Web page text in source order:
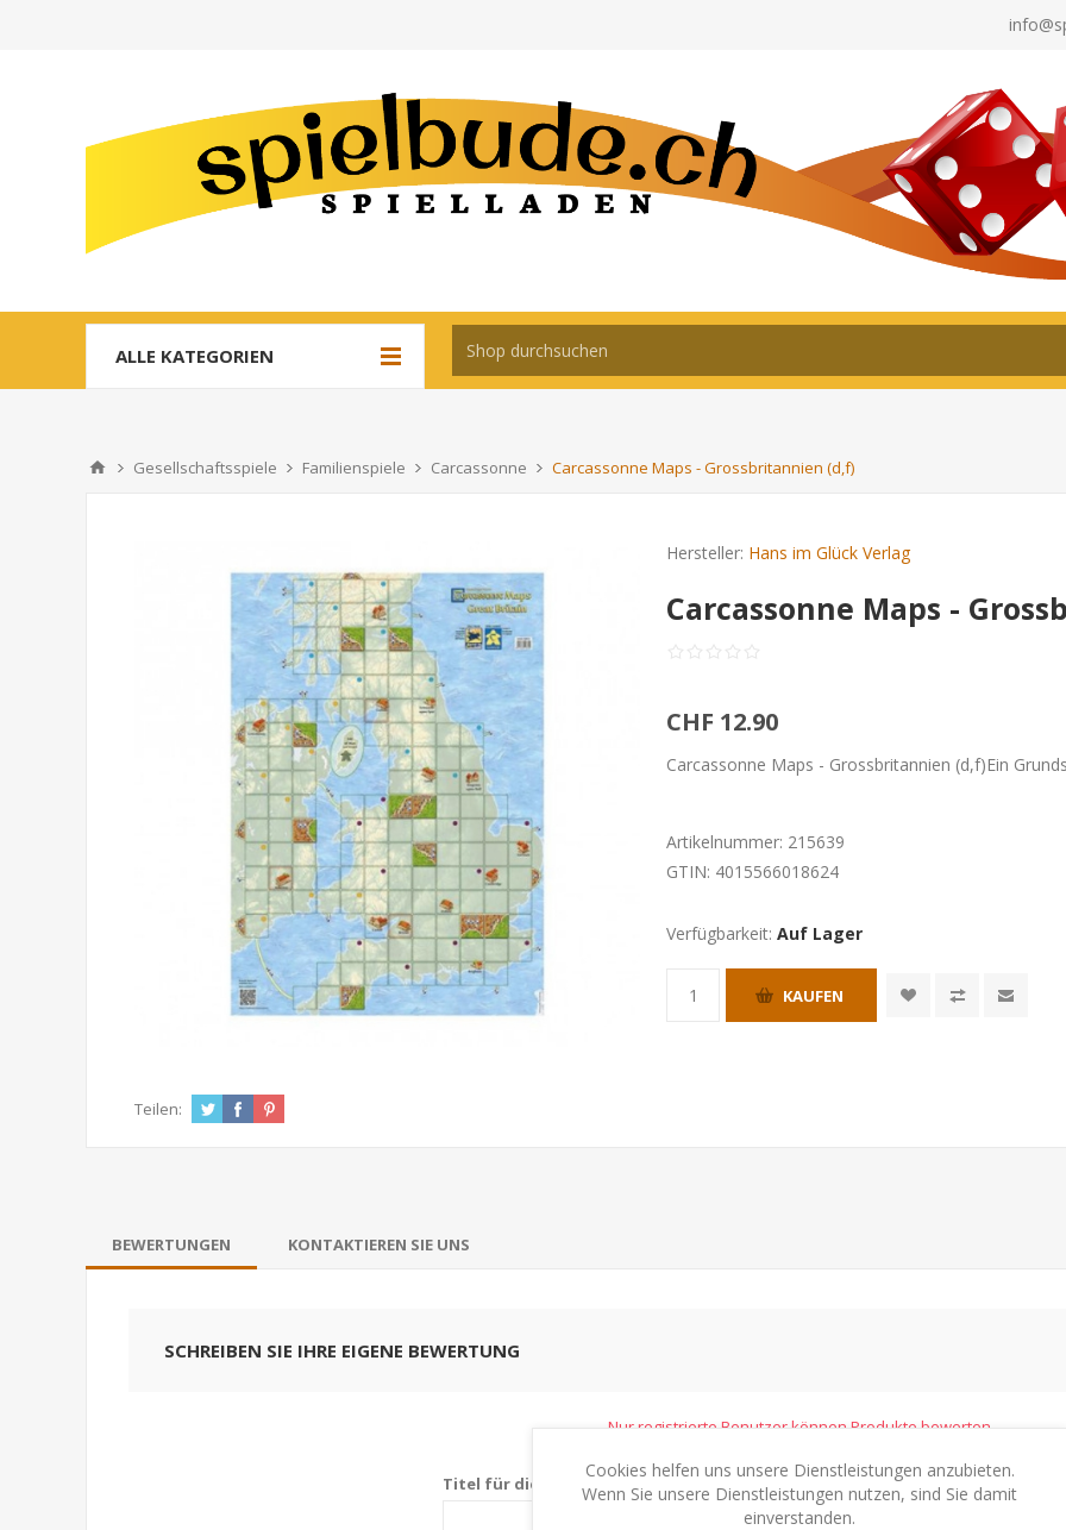
ALLE KATEGORIEN
Gesellschaftsspiele Familienspiele Carcassonne Carcassonne Maps - Grossbritannien (d,f)
Hersteller: Hans im Glück Verlag
Carcassonne Maps -
CHF 12.90
Carcassonne Maps - Grossbritannien (d,f)Ein
Artikelnummer: 215639
GTIN: 4015566018624
Verfügbarkeit: Auf Lager
KAUFEN
Teilen:
BEWERTUNGEN KONTAKTIEREN SIE UNS
SCHREIBEN SIE IHRE EIGENE BEWERTUNG
Nur registrierte Benutzer können Produkte bewerten
Titel für die Bewertung:
Cookies helfen uns unsere Dienstleistungen anzubieten.
Wenn Sie unsere Dienstleistungen nutzen, sind Sie damit
einverstanden.